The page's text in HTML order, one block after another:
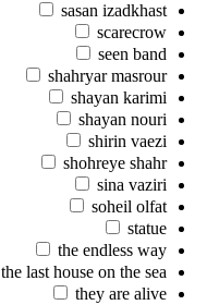
sasan izadkhast
scarecrow
seen band
shahryar masrour
shayan karimi
shayan nouri
shirin vaezi
shohreye shahr
sina vaziri
soheil olfat
statue
the endless way
the last house on the sea
they are alive